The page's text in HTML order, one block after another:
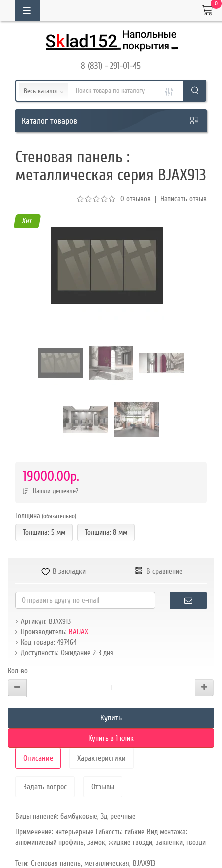
Обратный
звонок
(831)
01-
0
8 (831) - 291-01-45
Весь каталог
Каталог товаров
Стеновая панель :
металлическая серия BJAX913
0 отзывов | Написать отзыв
Хит
19000.00р.
Нашли дешевле?
Толщина (обязательно)
Толщина: 5 мм Толщина: 8 мм
В закладки В сравнение
Артикул: BJAX913
Производитель: BAIJAX
Код товара: 497464
Доступность: Ожидание 2-3 дня
Кол-во
Купить
Купить в 1 клик
Описание Характеристики
Задать вопрос Отзывы
Виды панелей: бамбуковые, 3д, реечные
Применение: интерьерные Гибкость: гибкие Вид монтажа:
алюминиевый профиль, замок, жидкие гвозди, заклепки, гвозди
Теги:Стеновая панель, металлическая, BJAX913